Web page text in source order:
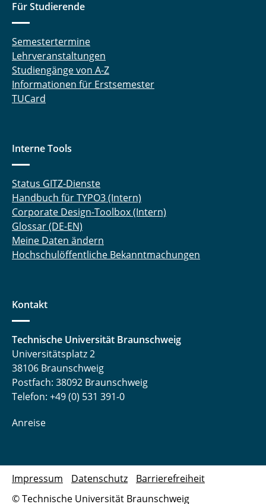
Für Studierende
Semestertermine
Lehrveranstaltungen
Studiengänge von A-Z
Informationen für Erstsemester
TUCard
Interne Tools
Status GITZ-Dienste
Handbuch für TYPO3 (Intern)
Corporate Design-Toolbox (Intern)
Glossar (DE-EN)
Meine Daten ändern
Hochschulöffentliche Bekanntmachungen
Kontakt
Technische Universität Braunschweig
Universitätsplatz 2
38106 Braunschweig
Postfach: 38092 Braunschweig
Telefon: +49 (0) 531 391-0
Anreise
© Technische Universität Braunschweig
Impressum Datenschutz Barrierefreiheit